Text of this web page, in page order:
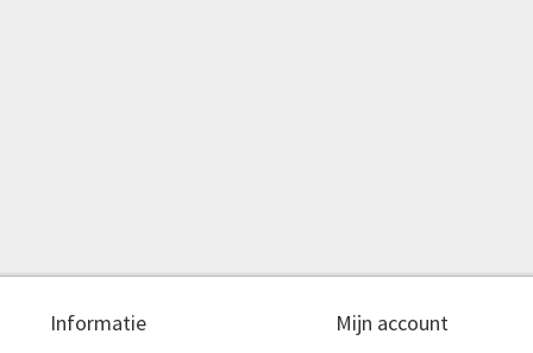
Informatie Mijn account